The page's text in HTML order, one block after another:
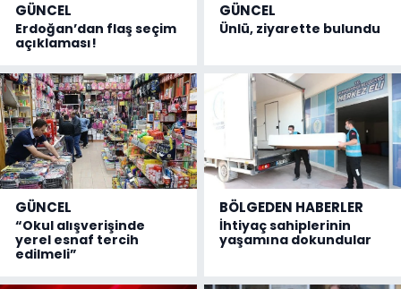
GÜNCEL
Erdoğan’dan flaş seçim
açıklaması!
GÜNCEL
Ünlü, ziyarette bulundu
GÜNCEL
“Okul alışverişinde
yerel esnaf tercih
edilmeli”
BÖLGEDEN HABERLER
İhtiyaç sahiplerinin
yaşamına dokundular